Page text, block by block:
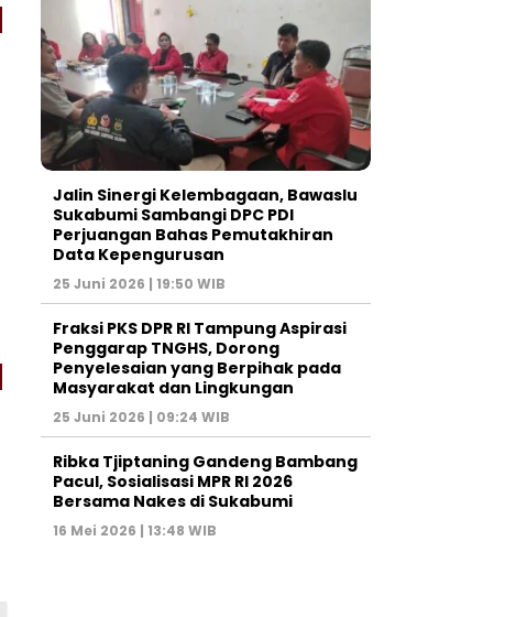
Jalin Sinergi Kelembagaan, Bawaslu
Sukabumi Sambangi DPC PDI
Perjuangan Bahas Pemutakhiran
Data Kepengurusan
25 Juni 2026 | 19:50 WIB
‎Fraksi PKS DPR RI Tampung Aspirasi
Penggarap TNGHS, Dorong
Penyelesaian yang Berpihak pada
Masyarakat dan Lingkungan‎
25 Juni 2026 | 09:24 WIB
Ribka Tjiptaning Gandeng Bambang
Pacul, Sosialisasi MPR RI 2026
Bersama Nakes di Sukabumi
16 Mei 2026 | 13:48 WIB